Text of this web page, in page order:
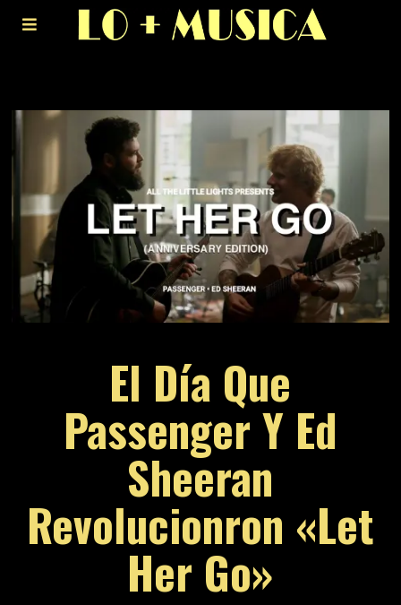
El Día Que
Passenger Y Ed
Sheeran
Revolucionron «Let
Her Go»